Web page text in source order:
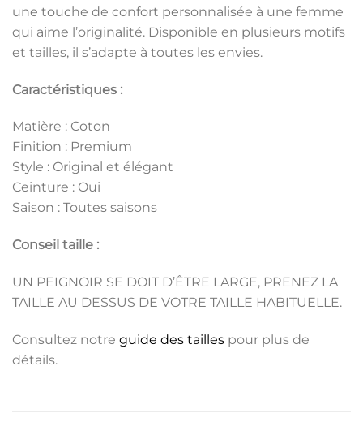
une touche de confort personnalisée à une femme
qui aime l’originalité. Disponible en plusieurs motifs
et tailles, il s’adapte à toutes les envies.
Caractéristiques :
Matière : Coton
Finition : Premium
Style : Original et élégant
Ceinture : Oui
Saison : Toutes saisons
Conseil taille :
UN PEIGNOIR SE DOIT D’ÊTRE LARGE, PRENEZ LA
TAILLE AU DESSUS DE VOTRE TAILLE HABITUELLE.
Consultez notre guide des tailles pour plus de
détails.